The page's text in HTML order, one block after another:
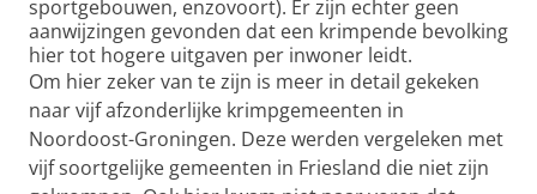
sportgebouwen, enzovoort). Er zijn echter geen
aanwijzingen gevonden dat een krimpende bevolking
hier tot hogere uitgaven per inwoner leidt.
Om hier zeker van te zijn is meer in detail gekeken
naar vijf afzonderlijke krimpgemeenten in
Noordoost-Groningen. Deze werden vergeleken met
vijf soortgelijke gemeenten in Friesland die niet zijn